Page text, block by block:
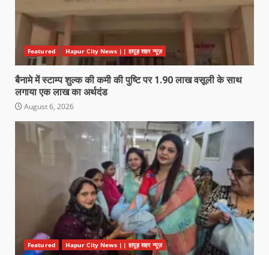
Featured Hapur City News || हापुड़ शहर न्यूज़
बैनामे में स्टाम्प शुल्क की कमी की पुष्टि पर 1.90 लाख वसूली के साथ
लगाया एक लाख का अर्थदंड
August 6, 2026
Featured Hapur City News || हापुड़ शहर न्यूज़